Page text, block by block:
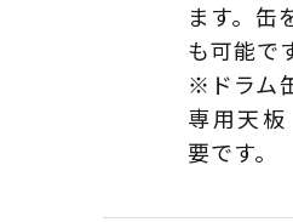
ます。缶
も可能で
※ドラム
専用天
要です。